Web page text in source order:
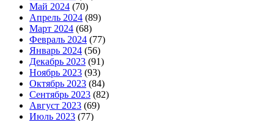
Май 2024 (70)
Апрель 2024 (89)
Март 2024 (68)
Февраль 2024 (77)
Январь 2024 (56)
Декабрь 2023 (91)
Ноябрь 2023 (93)
Октябрь 2023 (84)
Сентябрь 2023 (82)
Август 2023 (69)
Июль 2023 (77)